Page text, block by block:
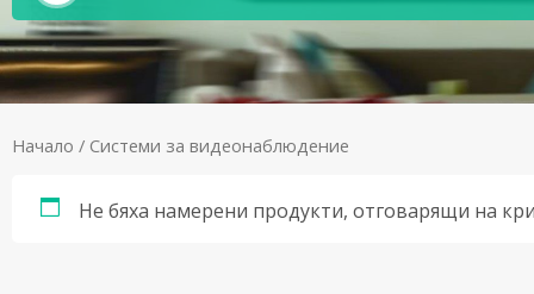
Начало / Системи за видеонаблюдение
Не бяха намерени продукти, отговарящи на